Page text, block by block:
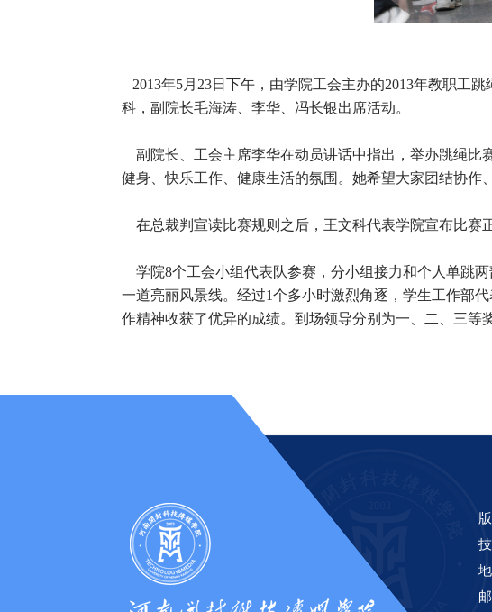
2013年5月23日下午，由学院工会主办的2013年教职工
科，副院长毛海涛、李华、冯长银出席活动。
副院长、工会主席李华在动员讲话中指出，举办跳绳比
健身、快乐工作、健康生活的氛围。她希望大家团结协作
在总裁判宣读比赛规则之后，王文科代表学院宣布比赛
学院8个工会小组代表队参赛，分小组接力和个人单跳
一道亮丽风景线。经过1个多小时激烈角逐，学生工作部
作精神收获了优异的成绩。到场领导分别为一、二、三等